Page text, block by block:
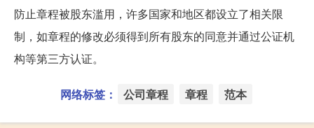
防止章程被股东滥用，许多国家和地区都设立了相关限
制，如章程的修改必须得到所有股东的同意并通过公证机
构等第三方认证。
网络标签： 公司章程 章程 范本